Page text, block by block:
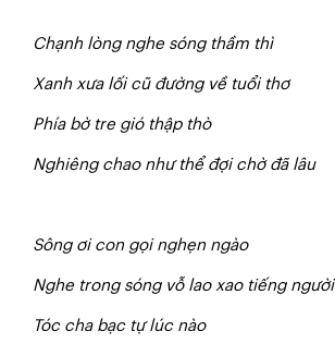
Chạnh lòng nghe sóng thầm thì
Xanh xưa lối cũ đường về tuổi thơ
Phía bờ tre gió thập thò
Nghiêng chao như thể đợi chờ đã lâu
Sông ơi con gọi nghẹn ngào
Nghe trong sóng vỗ lao xao tiếng người
Tóc cha bạc tự lúc nào